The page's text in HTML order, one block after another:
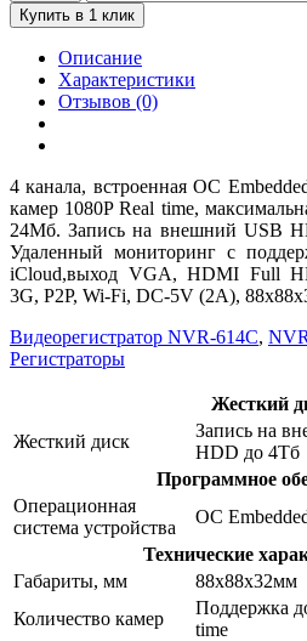
Купить в 1 клик
Описание
Характеристики
Отзывов (0)
4 канала, встроенная ОС
камер 1080P Real time,
24Мб. Запись на внешний USB
Удаленный мониторинг с
iCloud,выход VGA, HDMI Full
3G, P2P, Wi-Fi, DC-5V (2А),
Видеорегистратор NVR-614C,
Регистраторы
Жесткий
Жесткий диск
Запись на
HDD до 4Тб
Программное
Операционная
система устройства
ОС
Технические
Габариты, мм
88x88x32мм
Количество камер
Поддержка
time